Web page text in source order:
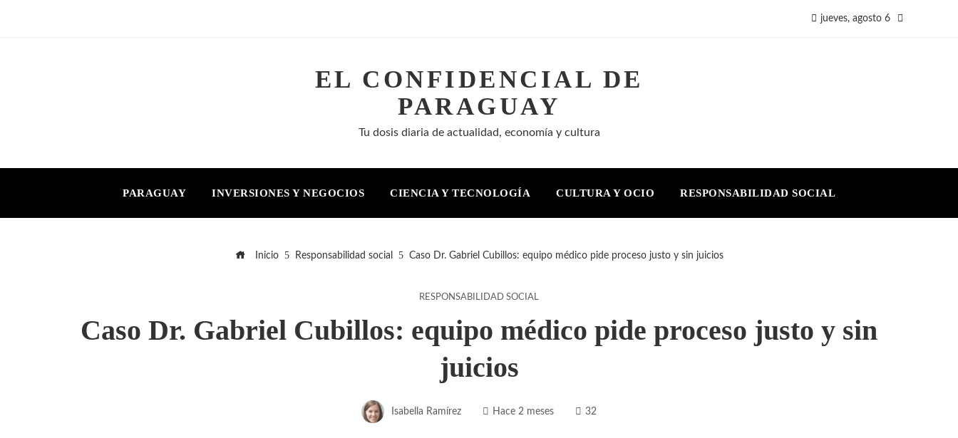
jueves, agosto 6
EL CONFIDENCIAL DE
PARAGUAY
Tu dosis diaria de actualidad, economía y cultura
PARAGUAY INVERSIONES Y NEGOCIOS CIENCIA Y TECNOLOGÍA CULTURA Y OCIO RESPONSABILIDAD SOCIAL
Inicio Responsabilidad social Caso Dr. Gabriel Cubillos: equipo médico pide proceso justo y sin juicios
RESPONSABILIDAD SOCIAL
Caso Dr. Gabriel Cubillos: equipo médico pide proceso justo y sin
juicios
Isabella Ramírez Hace 2 meses 32